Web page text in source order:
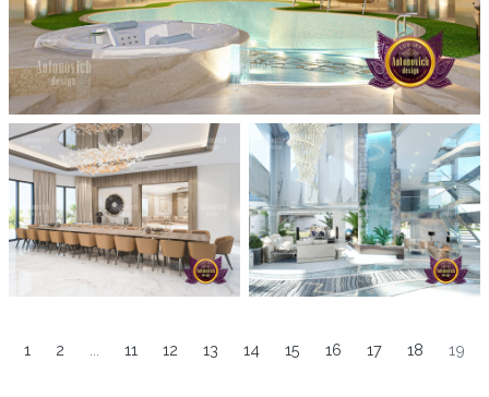
1 2 11 12 13 14 15 16 17 18 19